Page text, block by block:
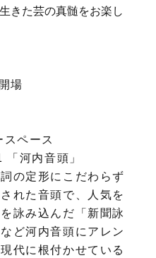
きた芸の真髄をお楽し
場
ペース
河内音頭」
の定形にこだわらず
れた音頭で、人気を
詠み込んだ「新聞詠
ど河内音頭にアレン
代に根付かせている